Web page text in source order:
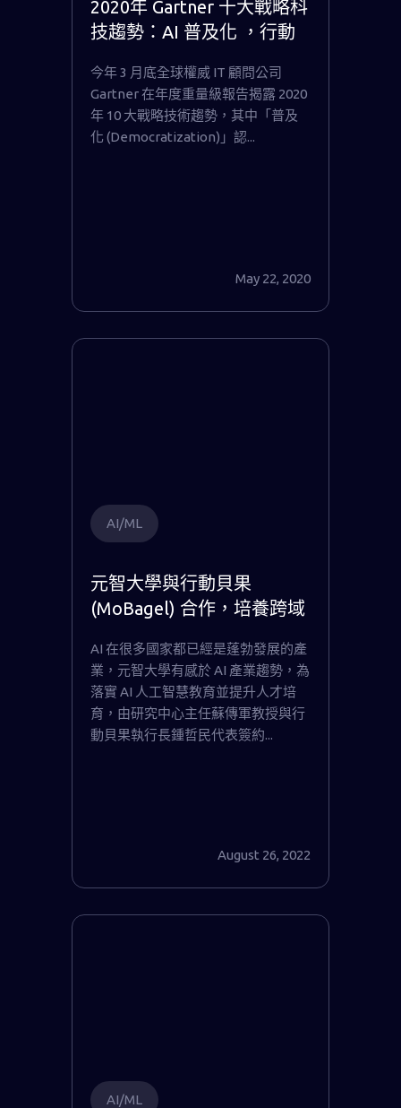
2020年 Gartner 十大戰略科
技趨勢：AI 普及化 ，行動
AI/ML 平台關鍵代表原廠
今年 3 月底全球權威 IT 顧問公司
Gartner 在年度重量級報告揭露 2020
年 10 大戰略技術趨勢，其中「普及
化 (Democratization)」認...
May 22, 2020
AI/ML
元智大學與行動貝果
(MoBagel) 合作，培養跨域
AI 在很多國家都已經是蓬勃發展的產
業，元智大學有感於 AI 產業趨勢，為
落實 AI 人工智慧教育並提升人才培
育，由研究中心主任蘇傳軍教授與行
動貝果執行長鍾哲民代表簽約...
August 26, 2022
AI/ML